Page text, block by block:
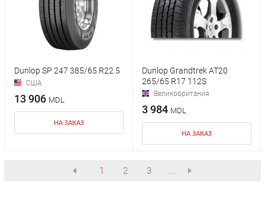
Dunlop SP 247 385/65 R22.5
США
13 906 MDL
НА ЗАКАЗ
Dunlop Grandtrek AT20
265/65 R17 112S
Великобритания
3 984 MDL
НА ЗАКАЗ
1 2 3 ...